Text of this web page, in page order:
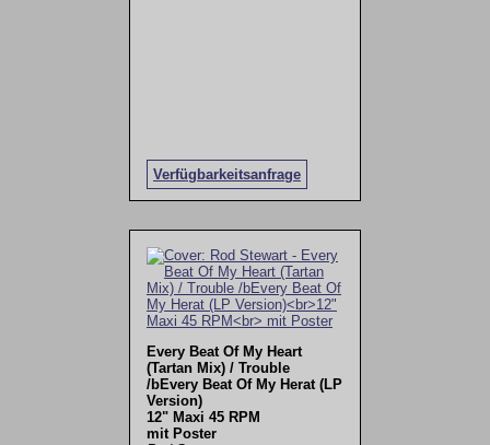
Verfügbarkeitsanfrage
Every Beat Of My Heart
(Tartan Mix) / Trouble
/bEvery Beat Of My Herat (LP
Version)
12" Maxi 45 RPM
mit Poster